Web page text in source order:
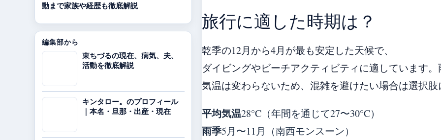
旅行に適した時期は？
乾季の12月から4月が最も安定した天候で、
ダイビングやビーチアクティビティに適しています
気温は変わらないため、混雑を避けたい場合は選択
平均気温28°C（年間を通じて27〜30°C）
雨季5月〜11月（南西モンスーン）
動まで家族や経歴も徹底解説
編集部から
東ちづるの現在、病気、夫、
活動を徹底解説
キンタロー。のプロフィール
｜本名・旦那・出産・現在